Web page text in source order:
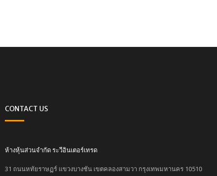
CONTACT US
ห้างหุ้นส่วนจำกัด ระวีอินเตอร์เทรด
31 ถนนหทัยราษฏร์ แขวงบางชัน เขตคลองสามวา กรุงเทพมหานคร 10510